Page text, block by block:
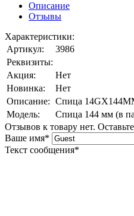
Описание
Отзывы
Характеристики:
Артикул:
3986
Реквизиты:
Акция:
Нет
Новинка:
Нет
Описание: Спица
Модель:
Спица 144 мм (в
Отзывов к товару нет.
Ваше имя*
Текст сообщения*